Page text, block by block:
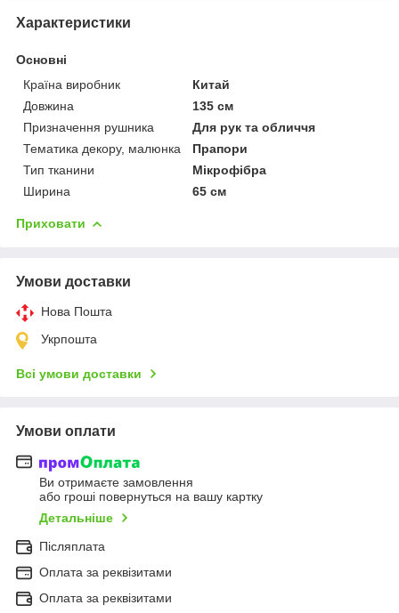
Характеристики
Основні
Країна виробник
Китай
Довжина
135 см
Призначення рушника
Для рук та обличчя
Тематика декору, малюнка
Прапори
Тип тканини
Мікрофібра
Ширина
65 см
Приховати
Умови доставки
Нова Пошта
Укрпошта
Всі умови доставки
Умови оплати
Ви отримаєте замовлення
або гроші повернуться на вашу картку
Детальніше
Післяплата
Оплата за реквізитами
Оплата за реквізитами